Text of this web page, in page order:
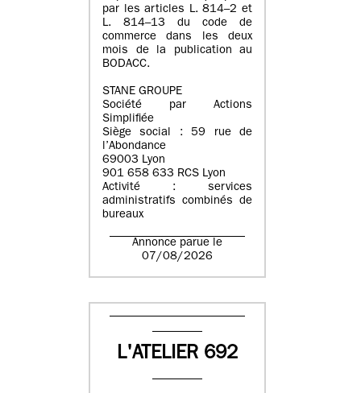
par les articles L. 814–2 et
L. 814–13 du code de
commerce dans les deux
mois de la publication au
BODACC.
STANE GROUPE
Société par Actions
Simplifiée
Siège social : 59 rue de
l’Abondance
69003 Lyon
901 658 633 RCS Lyon
Activité : services
administratifs combinés de
bureaux
Annonce parue le
07/08/2026
L'ATELIER 692